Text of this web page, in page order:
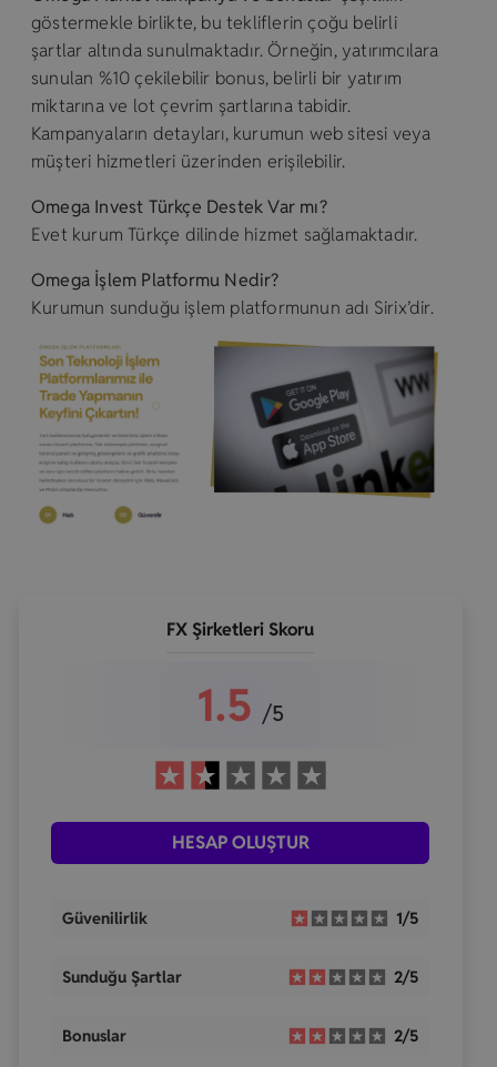
göstermekle birlikte, bu tekliflerin çoğu belirli
şartlar altında sunulmaktadır. Örneğin, yatırımcılara
sunulan %10 çekilebilir bonus, belirli bir yatırım
miktarına ve lot çevrim şartlarına tabidir.
Kampanyaların detayları, kurumun web sitesi veya
müşteri hizmetleri üzerinden erişilebilir.
Omega Invest Türkçe Destek Var mı?
Evet kurum Türkçe dilinde hizmet sağlamaktadır.
Omega İşlem Platformu Nedir?
Kurumun sunduğu işlem platformunun adı Sirix’dir.
FX Şirketleri Skoru
1.5 /5
HESAP OLUŞTUR
Güvenilirlik 1/5
Sunduğu Şartlar 2/5
Bonuslar 2/5